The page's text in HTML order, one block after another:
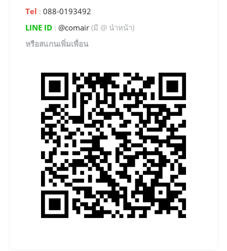
Tel : 088-0193492
LINE ID : @comair (มี @ นำหน้า)
หรือสแกนเพิ่มเพื่อน